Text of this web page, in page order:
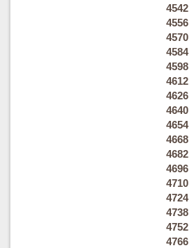
4542
4556
4570
4584
4598
4612
4626
4640
4654
4668
4682
4696
4710
4724
4738
4752
4766